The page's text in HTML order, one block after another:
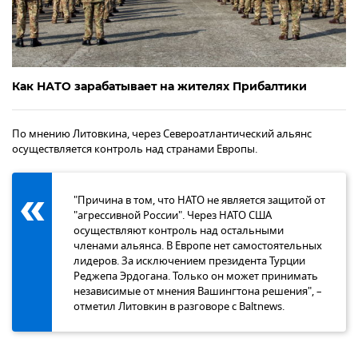
Как НАТО зарабатывает на жителях Прибалтики
По мнению Литовкина, через Североатлантический альянс
осуществляется контроль над странами Европы.
"Причина в том, что НАТО не является защитой от
"агрессивной России". Через НАТО США
осуществляют контроль над остальными
членами альянса. В Европе нет самостоятельных
лидеров. За исключением президента Турции
Реджепа Эрдогана. Только он может принимать
независимые от мнения Вашингтона решения", –
отметил Литовкин в разговоре с Baltnews.